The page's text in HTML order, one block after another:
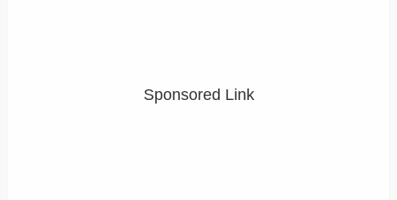
Sponsored Link